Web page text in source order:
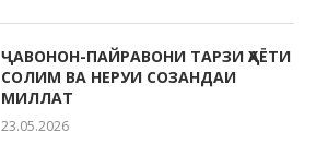
ҶАВОНОН-ПАЙРАВОНИ ТАРЗИ ҲАЁТИ
СОЛИМ ВА НЕРУИ СОЗАНДАИ
МИЛЛАТ
23.05.2026